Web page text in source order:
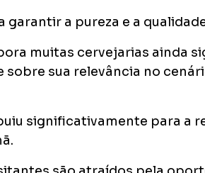
garantir a pureza e a
muitas cervejarias ainda
sua relevância no
significativamente para a